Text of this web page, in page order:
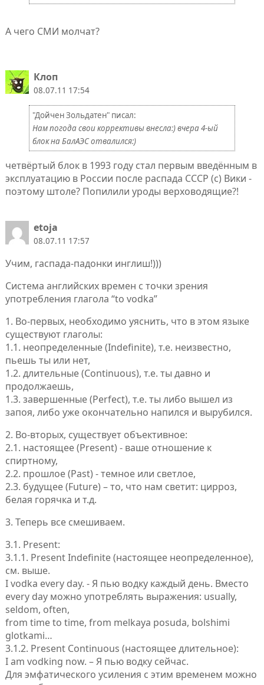
А чего СМИ молчат?
Клоп
08.07.11 17:54
"Дойчен Зольдатен" писал:
Нам погода свои коррективы внесла:) вчера 4-ый
блок на БалАЭС отвалился:)
четвёртый блок в 1993 году стал первым введённым в
эксплуатацию в России после распада СССР (с) Вики -
поэтому штоле? Попилили уроды верховодящие?!
etoja
08.07.11 17:57
Учим, гаспада-падонки инглиш!)))
Система английских времен с точки зрения
употребления глагола “to vodka”
1. Во-первых, необходимо уяснить, что в этом языке
существуют глаголы:
1.1. неопределенные (Indefinite), т.е. неизвестно,
пьешь ты или нет,
1.2. длительные (Continuous), т.е. ты давно и
продолжаешь,
1.3. завершенные (Perfect), т.е. ты либо вышел из
запоя, либо уже окончательно напился и вырубился.
2. Во-вторых, существует объективное:
2.1. настоящее (Present) - ваше отношение к
спиртному,
2.2. прошлое (Past) - темное или светлое,
2.3. будущее (Future) – то, что нам светит: цирроз,
белая горячка и т.д.
3. Теперь все смешиваем.
3.1. Present:
3.1.1. Present Indefinite (настоящее неопределенное),
см. выше.
I vodka every day. - Я пью водку каждый день. Вместо
every day можно употреблять выражения: usually,
seldom, often,
from time to time, from melkaya posuda, bolshimi
glotkami…
3.1.2. Present Continuous (настоящее длительное):
I am vodking now. – Я пью водку сейчас.
Для эмфатического усиления с этим временем можно